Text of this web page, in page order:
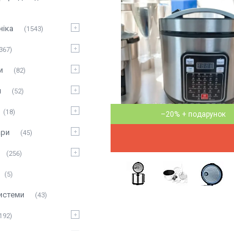
–20%
1543
367
82
52
18
45
256
5
43
192